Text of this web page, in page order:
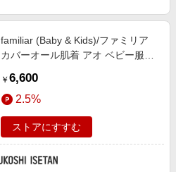
familiar (Baby & Kids)/ファミリア
カバーオール肌着 アオ ベビー服
￥ 6,600
2.5%
ストアにすすむ